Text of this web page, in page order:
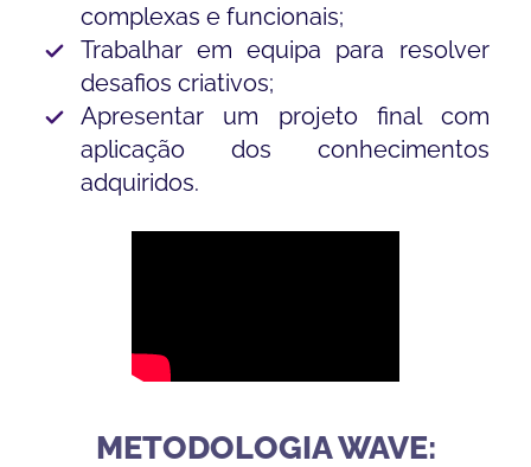
complexas e funcionais;
Trabalhar em equipa para resolver
desafios criativos;
Apresentar um projeto final com
aplicação dos conhecimentos
adquiridos.
METODOLOGIA WAVE: